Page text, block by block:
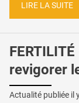
LIRE LA SUITE
revigorer
Actualité publiée il